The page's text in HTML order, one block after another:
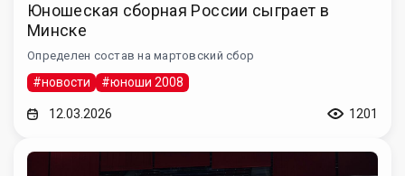
Юношеская сборная России сыграет в
Минске
Определен состав на мартовский сбор
#новости #юноши 2008
12.03.2026 1201